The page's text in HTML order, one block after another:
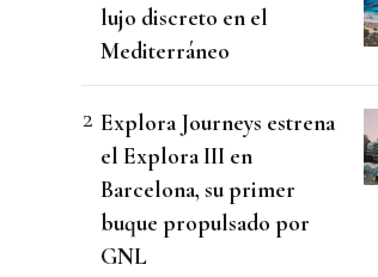
lujo discreto en el
Mediterráneo
Explora Journeys estrena
el Explora III en
Barcelona, su primer
buque propulsado por
GNL